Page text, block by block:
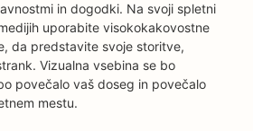
in dogodki. Na svoji spletni
uporabite visokokakovostne
da predstavite svoje storitve,
Vizualna vsebina se bo
povečalo vaš doseg in povečalo
mestu.